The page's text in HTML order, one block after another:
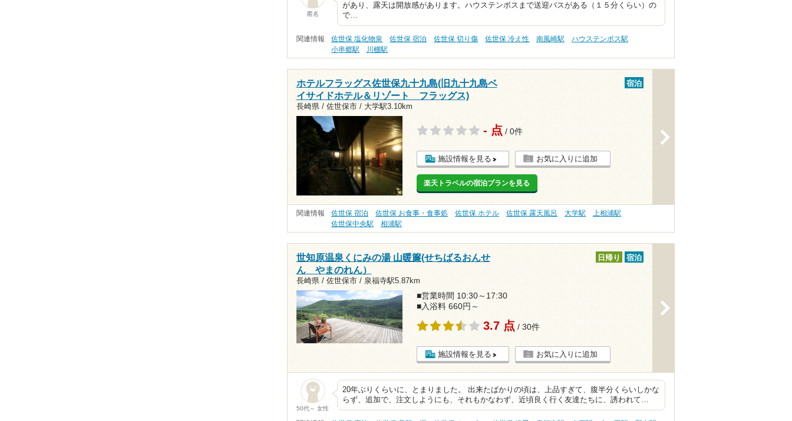
匿名
があり、露天は開放感があります。ハウステンボスまで送迎バスがある（１５分くらい）の
で…
関連情報 佐世保 塩化物泉 佐世保 宿泊 佐世保 切り傷 佐世保 冷え性 南風崎駅
ハウステンボス駅
小串郷駅
川棚駅
ホテルフラッグス佐世保九十九島(旧九十九島ベ
イサイドホテル＆リゾート フラッグス)
長崎県 / 佐世保市 / 大学駅3.10km
宿泊
- 点 / 0件
施設情報を見る お気に入りに追加
楽天トラベルの宿泊プランを見る
関連情報 佐世保 宿泊 佐世保 お食事・食事処 佐世保 ホテル 佐世保 露天風呂 大学駅
上相浦駅
佐世保中央駅
相浦駅
世知原温泉くにみの湯 山暖簾(せちばるおんせ
ん やまのれん）
長崎県 / 佐世保市 / 泉福寺駅5.87km
日帰り 宿泊
■営業時間 10:30～17:30
■入浴料 660円～
3.7 点 / 30件
施設情報を見る お気に入りに追加
50代～ 女性
20年ぶりくらいに、とまりました。 出来たばかりの頃は、上品すぎて、腹半分くらいしかな
らず、追加で、注文しようにも、それもかなわず、近頃良く行く友達たちに、誘われて…